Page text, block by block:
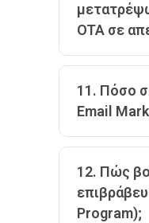
OTA σε
11. Πόσο
Email
12. Πώς
Program);